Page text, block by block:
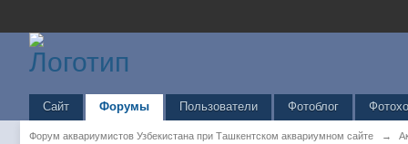
Запомнить меня
Не рекомендуется для
компьютеров
Сайт
Форумы Пользователи Фотоблог
Форум аквариумистов Узбекистана при Ташкентском аквариумном сайте →